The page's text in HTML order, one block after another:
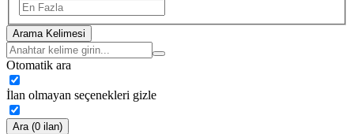
Arama Kelimesi
Otomatik ara
İlan olmayan seçenekleri gizle
Ara (0 ilan)